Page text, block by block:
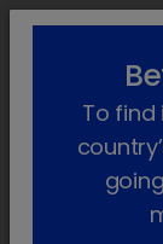
Farmacêutico
Só com
(18
To